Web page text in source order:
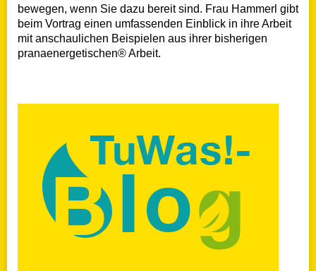
bewegen, wenn Sie dazu bereit sind. Frau Hammerl gibt
beim Vortrag einen umfassenden Einblick in ihre Arbeit
mit anschaulichen Beispielen aus ihrer bisherigen
pranaenergetischen® Arbeit.